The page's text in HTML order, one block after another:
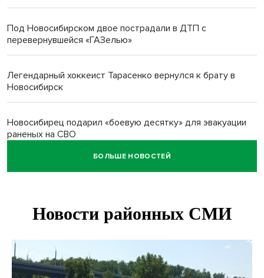
Под Новосибирском двое пострадали в ДТП с
перевернувшейся «ГАЗелью»
Легендарный хоккеист Тарасенко вернулся к брату в
Новосибирск
Новосибирец подарил «боевую десятку» для эвакуации
раненых на СВО
БОЛЬШЕ НОВОСТЕЙ